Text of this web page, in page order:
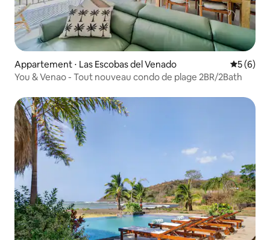
Appartement ⋅ Las Escobas del Venado
5 (6)
You & Venao - Tout nouveau condo de plage 2BR/2Bath